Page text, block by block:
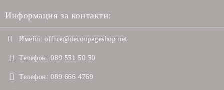
Информация за контакти:
Имейл: office@decoupageshop.net
Телефон: 089 551 50 50
Телефон: 089 666 4769